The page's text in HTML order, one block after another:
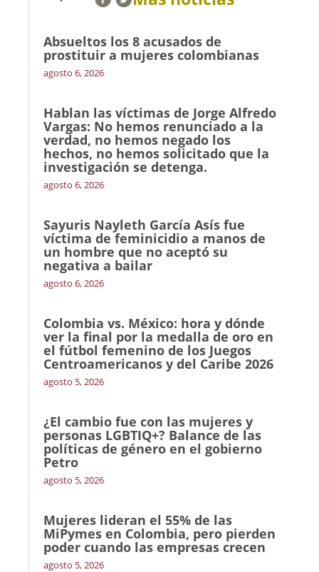
Absueltos los 8 acusados de
prostituir a mujeres colombianas
agosto 6, 2026
Hablan las víctimas de Jorge Alfredo
Vargas: No hemos renunciado a la
verdad, no hemos negado los
hechos, no hemos solicitado que la
investigación se detenga.
agosto 6, 2026
Sayuris Nayleth García Asís fue
víctima de feminicidio a manos de
un hombre que no aceptó su
negativa a bailar
agosto 6, 2026
Colombia vs. México: hora y dónde
ver la final por la medalla de oro en
el fútbol femenino de los Juegos
Centroamericanos y del Caribe 2026
agosto 5, 2026
¿El cambio fue con las mujeres y
personas LGBTIQ+? Balance de las
políticas de género en el gobierno
Petro
agosto 5, 2026
Mujeres lideran el 55% de las
MiPymes en Colombia, pero pierden
poder cuando las empresas crecen
agosto 5, 2026